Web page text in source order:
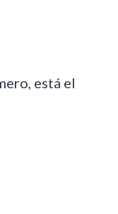
está el